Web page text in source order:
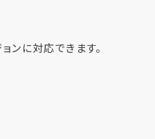
ンに対応できます。